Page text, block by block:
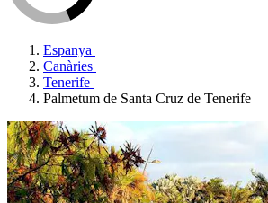
Espanya
Canàries
Tenerife
Palmetum de Santa Cruz de Tenerife